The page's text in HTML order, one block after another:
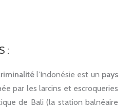
:
l’Indonésie est un pays
par les larcins et escroqueries
de Bali (la station balnéaire